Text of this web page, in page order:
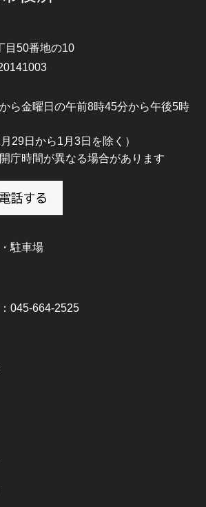
目50番地の10
ら金曜日の午前8時45分から午後5時
29日から1月3日を除く）
庁時間が異なる場合があります
駐車場
045-664-2525